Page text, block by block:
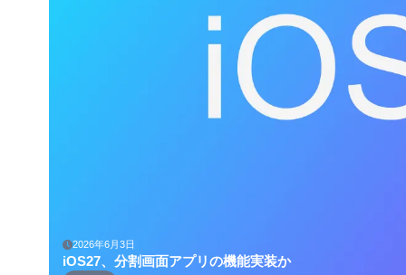
2026年6月3日
iOS27、分割画面アプリの機能実装か